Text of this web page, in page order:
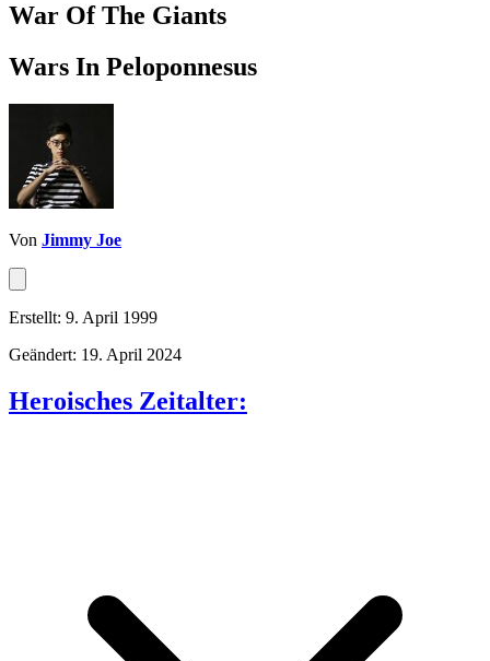
War Of The Giants
Wars In Peloponnesus
Von Jimmy Joe
Erstellt: 9. April 1999
Geändert: 19. April 2024
Heroisches Zeitalter: